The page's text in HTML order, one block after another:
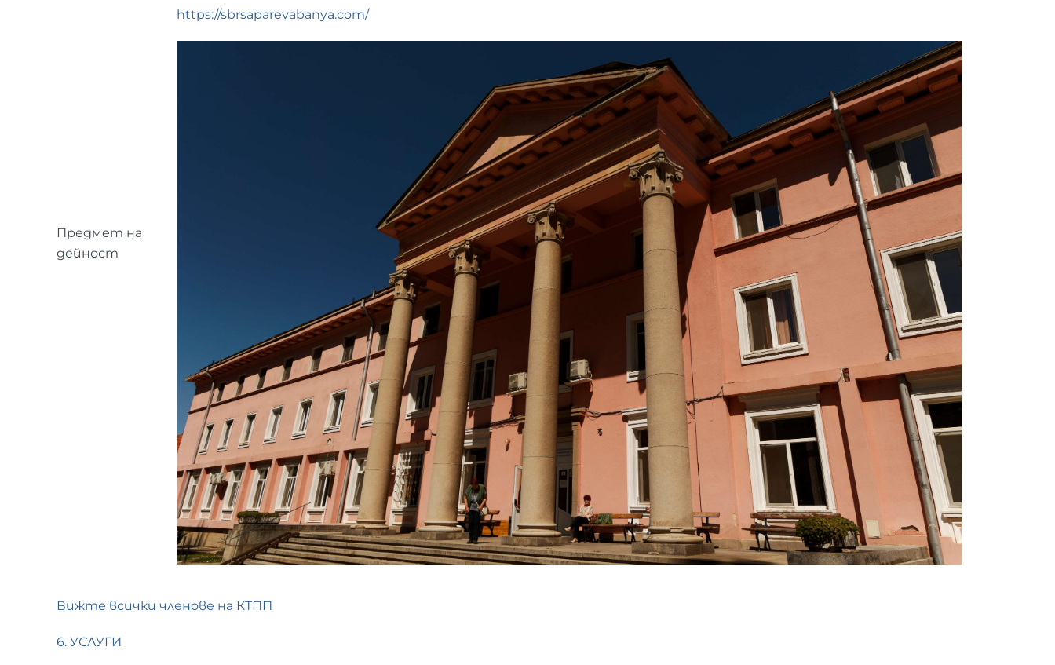
Предмет на
дейност
https://sbrsaparevabanya.com/
Вижте всички членове на КТПП
6. УСЛУГИ